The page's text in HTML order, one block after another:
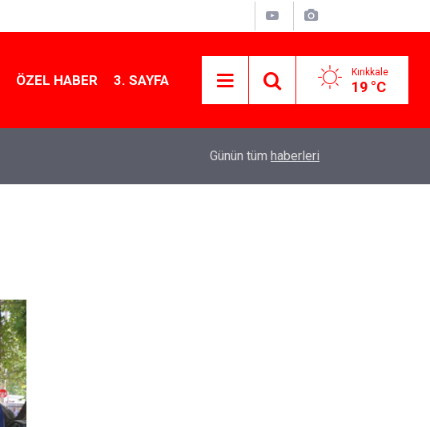
ÖZEL HABER 3. SAYFA Kırıkkale
19 °C
MKE’nin Yerli Savunma Teknolojileri Dünya
Günün tüm haberleri